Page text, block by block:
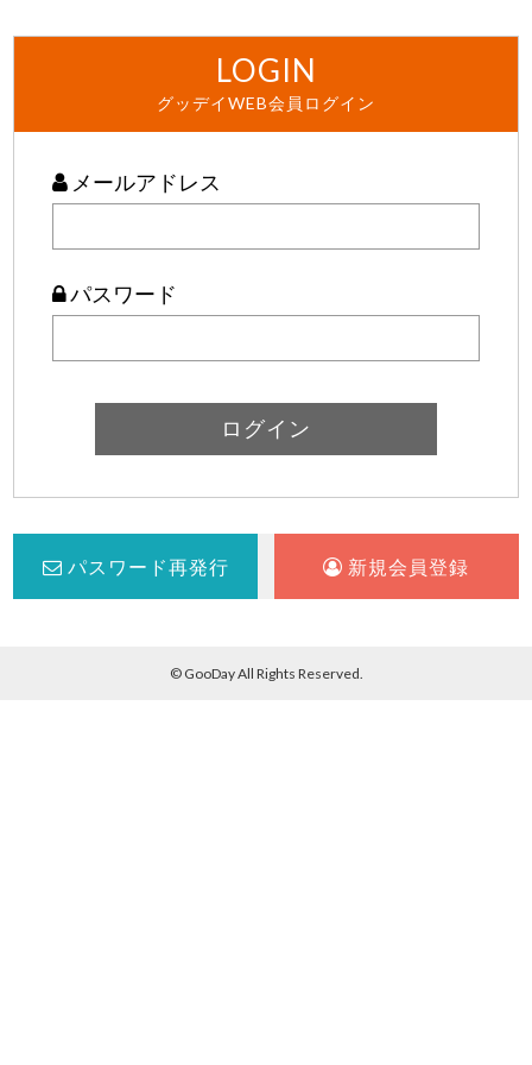
LOGIN
グッデイWEB会員ログイン
メールアドレス
パスワード
パスワード再発行 新規会員登録
© GooDay All Rights Reserved.